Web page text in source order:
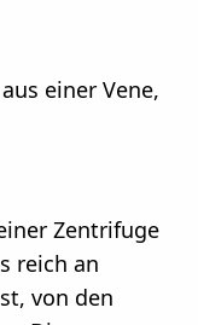
einer Vene,
Zentrifuge
reich an
von den